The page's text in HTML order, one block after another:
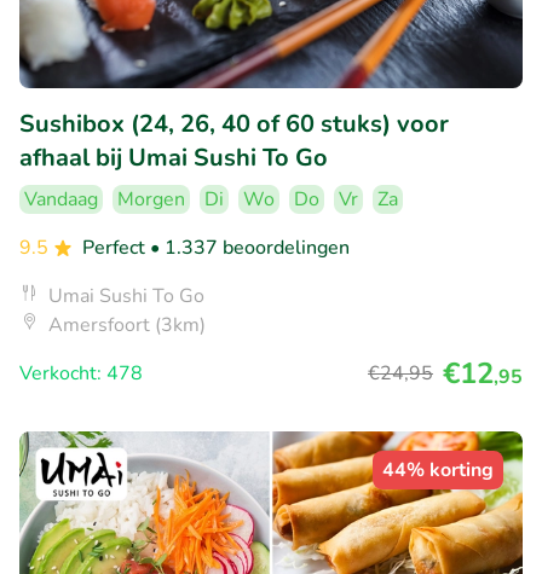
Sushibox (24, 26, 40 of 60 stuks) voor
afhaal bij Umai Sushi To Go
Vandaag Morgen Di Wo Do Vr
Za
9.5
Perfect • 1.337 beoordelingen
Umai Sushi To Go
Amersfoort (3km)
Verkocht: 478
€24,95 €12,95
44% korting